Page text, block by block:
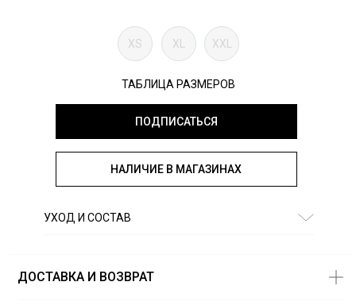
XS XL XXL
ТАБЛИЦА РАЗМЕРОВ
ПОДПИСАТЬСЯ
НАЛИЧИЕ В МАГАЗИНАХ
УХОД И СОСТАВ
ДОСТАВКА И ВОЗВРАТ